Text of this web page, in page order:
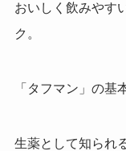
おいしく飲みやす
ク。
「タフマン」の基
生薬として知られ